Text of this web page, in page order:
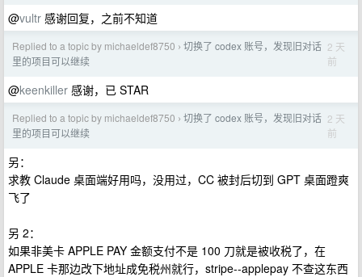
@vultr 感谢回复，之前不知道
Replied to a topic by michaeldef8750 › 切换了 codex 账号，发现旧对话
里的项目可以继续
2 天
前
@keenkiller 感谢，已 STAR
Replied to a topic by michaeldef8750 › 切换了 codex 账号，发现旧对话
里的项目可以继续
2 天
前
另：
求教 Claude 桌面端好用吗，没用过，CC 被封后切到 GPT 桌面蹬爽
飞了
另 2：
如果非美卡 APPLE PAY 金额支付不是 100 刀就是被收税了，在
APPLE 卡那边改下地址成免税州就行，stripe--applepay 不查这东西